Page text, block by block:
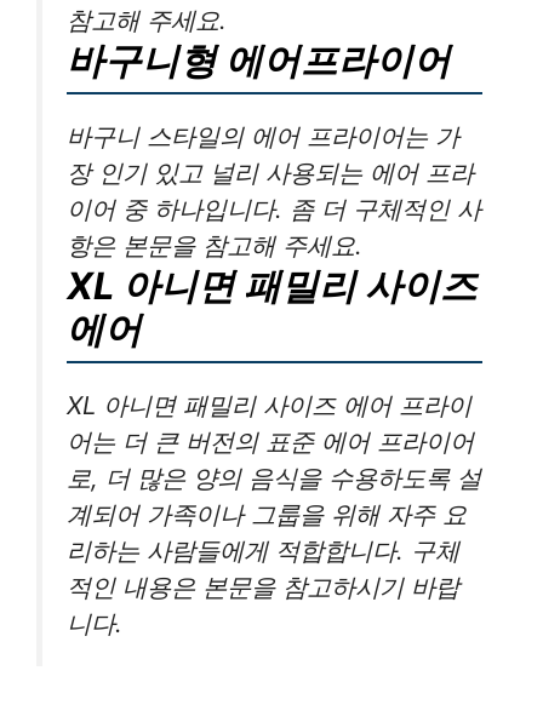
참고해 주세요.
바구니형 에어프라이어
바구니 스타일의 에어 프라이어는 가
장 인기 있고 널리 사용되는 에어 프라
이어 중 하나입니다. 좀 더 구체적인 사
항은 본문을 참고해 주세요.
XL 아니면 패밀리 사이즈
에어
XL 아니면 패밀리 사이즈 에어 프라이
어는 더 큰 버전의 표준 에어 프라이어
로, 더 많은 양의 음식을 수용하도록 설
계되어 가족이나 그룹을 위해 자주 요
리하는 사람들에게 적합합니다. 구체
적인 내용은 본문을 참고하시기 바랍
니다.